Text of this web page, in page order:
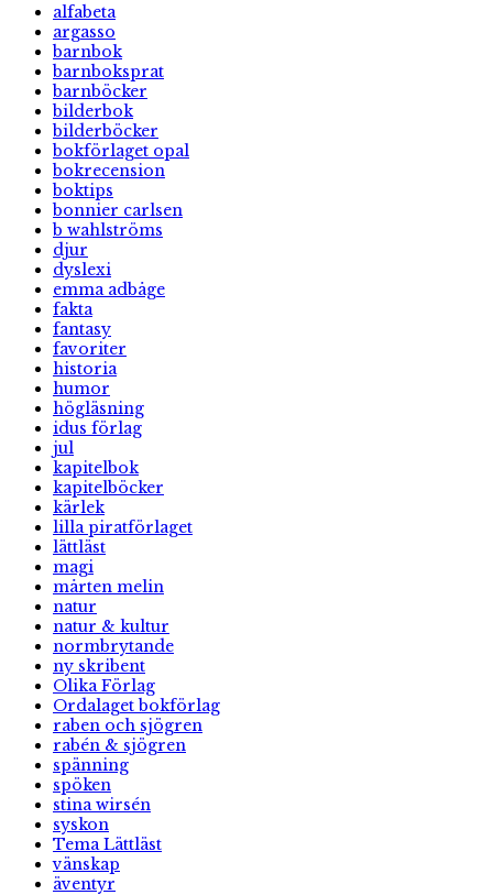
alfabeta
argasso
barnbok
barnboksprat
barnböcker
bilderbok
bilderböcker
bokförlaget opal
bokrecension
boktips
bonnier carlsen
b wahlströms
djur
dyslexi
emma adbåge
fakta
fantasy
favoriter
historia
humor
högläsning
idus förlag
jul
kapitelbok
kapitelböcker
kärlek
lilla piratförlaget
lättläst
magi
mårten melin
natur
natur & kultur
normbrytande
ny skribent
Olika Förlag
Ordalaget bokförlag
raben och sjögren
rabén & sjögren
spänning
spöken
stina wirsén
syskon
Tema Lättläst
vänskap
äventyr